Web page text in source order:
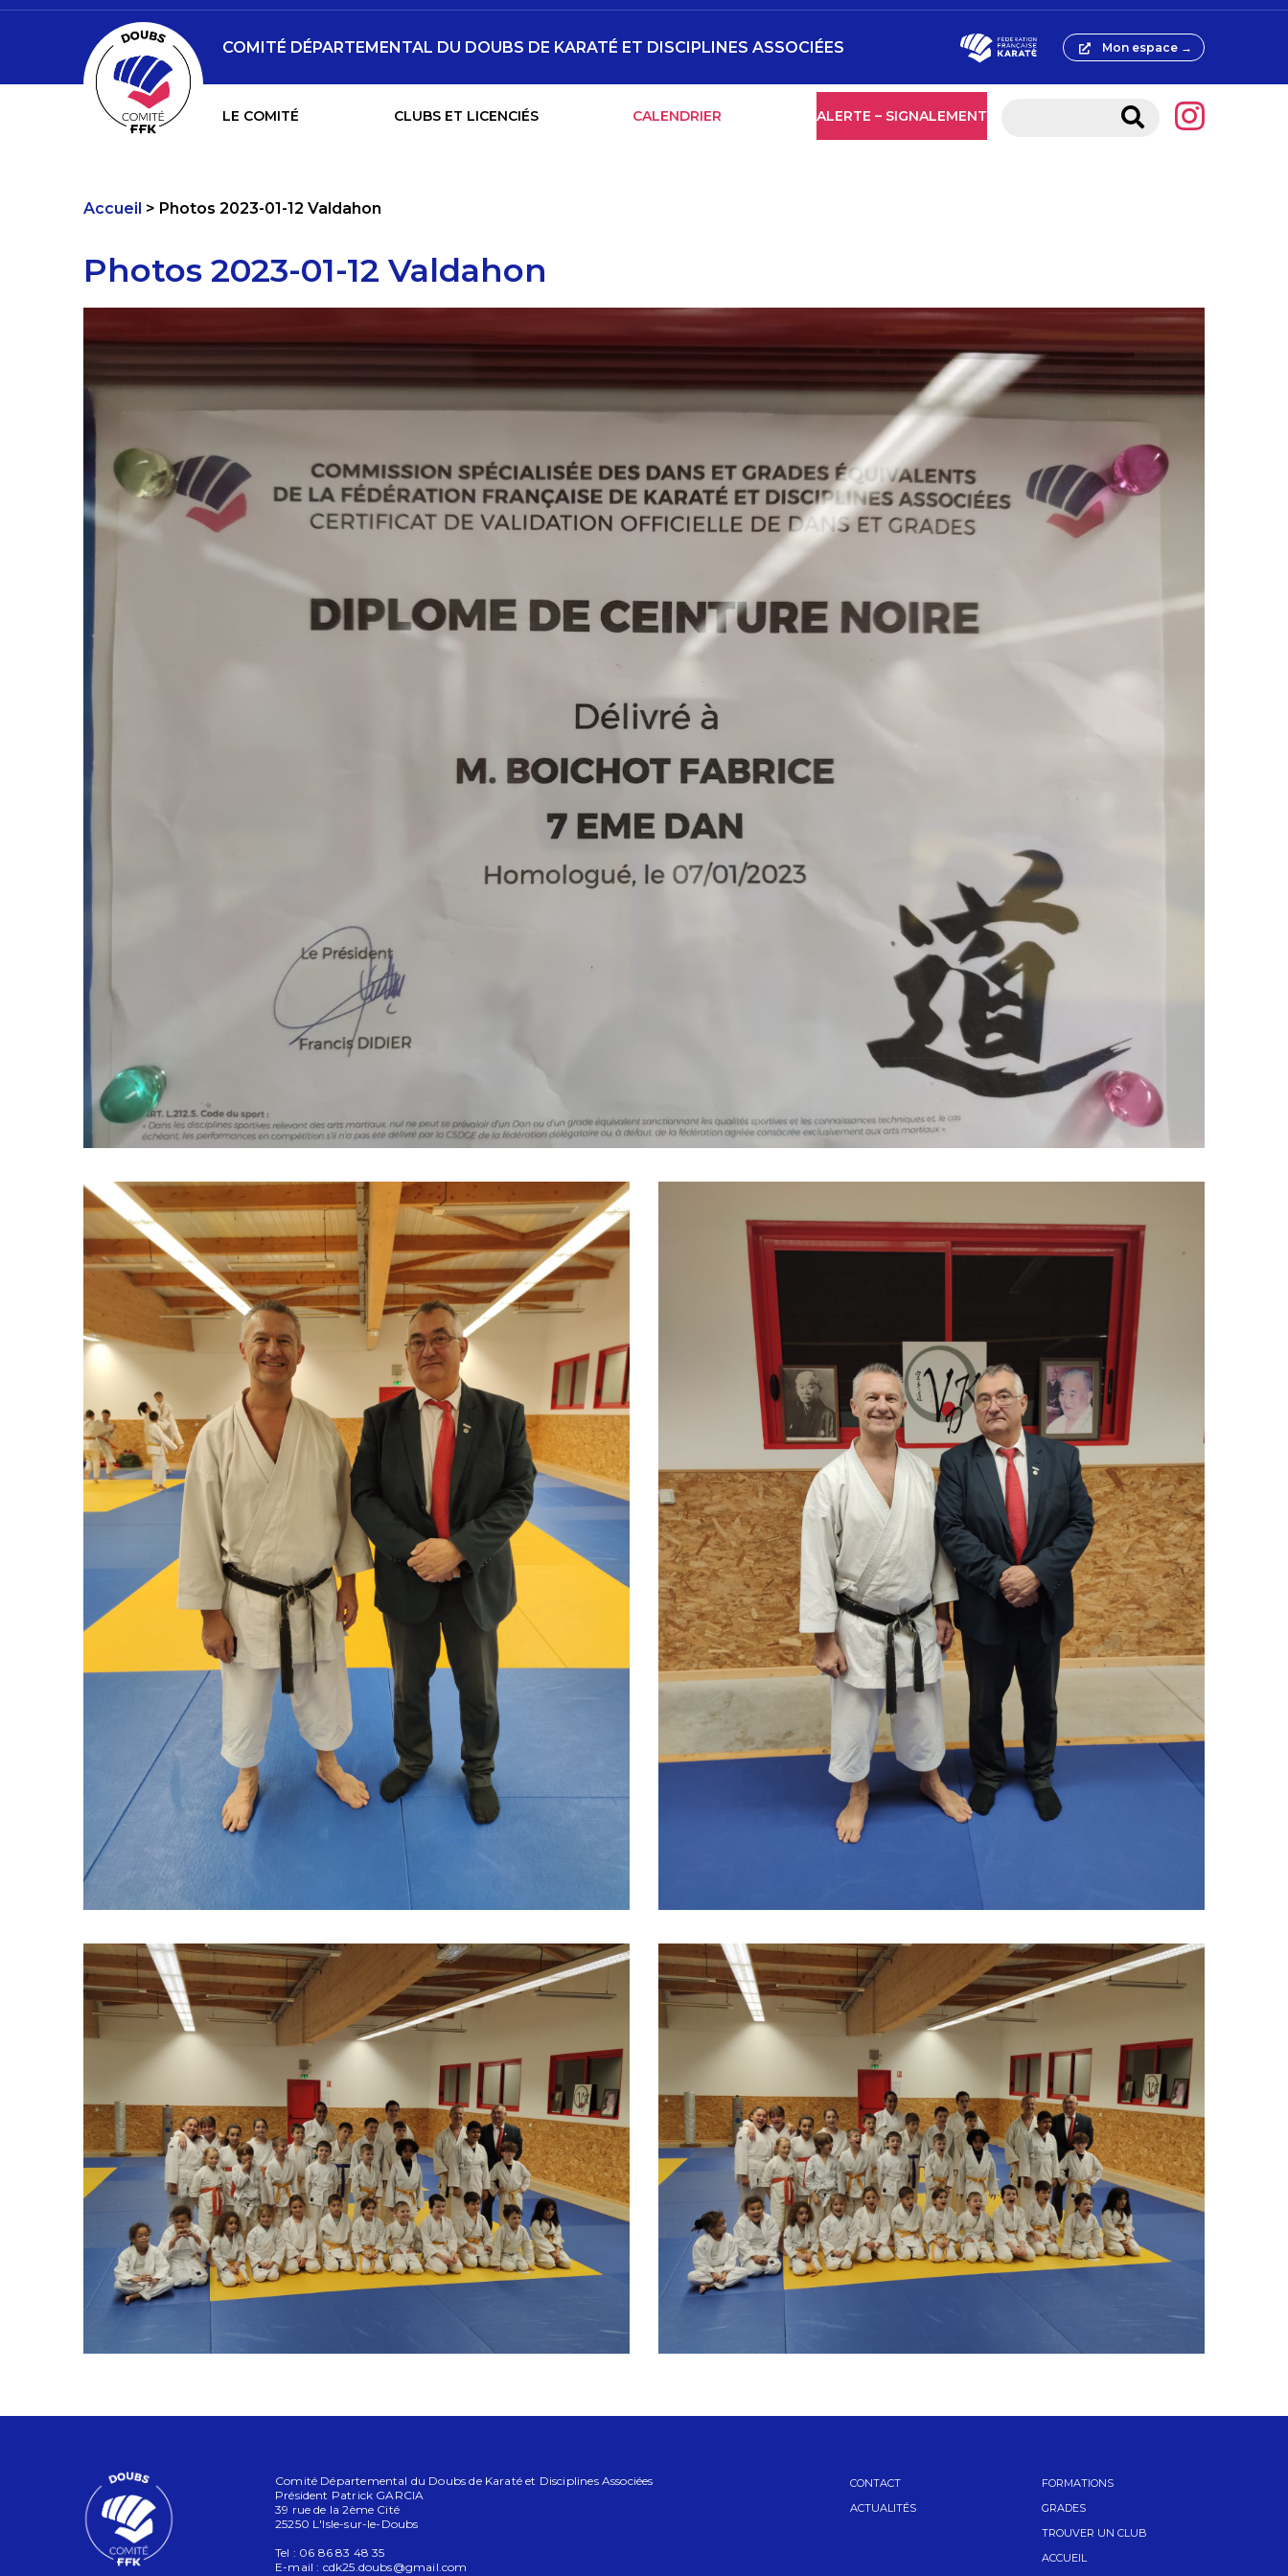
LE COMITÉ CLUBS ET LICENCIÉS CALENDRIER ALERTE – SIGNALEMENT
COMITÉ DÉPARTEMENTAL DU DOUBS DE KARATÉ ET DISCIPLINES ASSOCIÉES Mon espace →
Accueil Photos 2023-01-12 Valdahon
Photos 2023-01-12 Valdahon
Comité Départemental du Doubs de Karaté et Disciplines Associées
Président Patrick GARCIA
39 rue de la 2ème Cité
25250 L'Isle-sur-le-Doubs
Tel : 06 86 83 48 35
E-mail : cdk25.doubs@gmail.com
CONTACT
ACTUALITÉS
FORMATIONS
GRADES
TROUVER UN CLUB
ACCUEIL